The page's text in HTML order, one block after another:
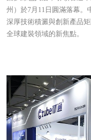
州）於7月11日圓滿落幕
深厚技術積澱與創新產品
全球建裝領域的新焦點。